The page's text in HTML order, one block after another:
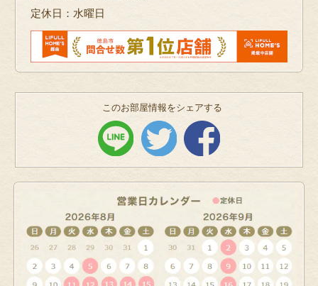
定休日：水曜日
このお部屋情報をシェアする